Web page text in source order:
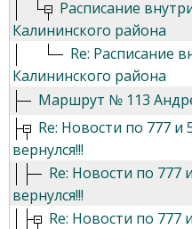
Расписание
Калининского района
Re: Расписание
Калининского района
Маршрут № 113
Re: Новости по 777
вернулся!!!
Re: Новости по 777
вернулся!!!
Re: Новости по 777